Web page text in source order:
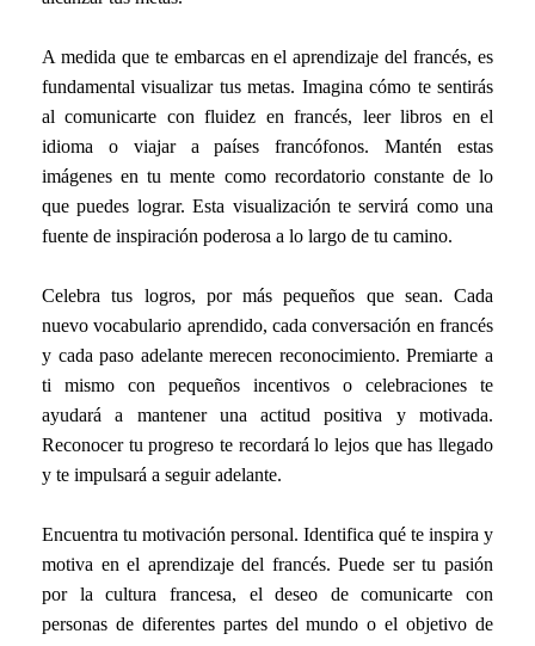
A medida que te embarcas en el aprendizaje del francés, es
fundamental visualizar tus metas. Imagina cómo te sentirás
al comunicarte con fluidez en francés, leer libros en el
idioma o viajar a países francófonos. Mantén estas
imágenes en tu mente como recordatorio constante de lo
que puedes lograr. Esta visualización te servirá como una
fuente de inspiración poderosa a lo largo de tu camino.
Celebra tus logros, por más pequeños que sean. Cada
nuevo vocabulario aprendido, cada conversación en francés
y cada paso adelante merecen reconocimiento. Premiarte a
ti mismo con pequeños incentivos o celebraciones te
ayudará a mantener una actitud positiva y motivada.
Reconocer tu progreso te recordará lo lejos que has llegado
y te impulsará a seguir adelante.
Encuentra tu motivación personal. Identifica qué te inspira y
motiva en el aprendizaje del francés. Puede ser tu pasión
por la cultura francesa, el deseo de comunicarte con
personas de diferentes partes del mundo o el objetivo de